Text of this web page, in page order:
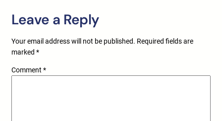
Leave a Reply
Your email address will not be published. Required fields are
marked *
Comment *